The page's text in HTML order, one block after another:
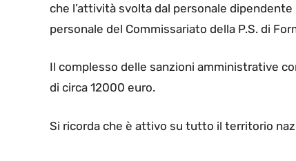
che l’attività svolta dal personale
personale del Commissariato della P.S. di
Il complesso delle sanzioni amministrative
di circa 12000 euro.
Si ricorda che è attivo su tutto il territorio